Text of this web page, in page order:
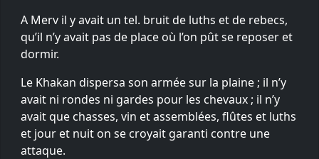
A Merv il y avait un tel. bruit de luths et de rebecs,
qu’il n’y avait pas de place où l’on pût se reposer et
dormir.
Le Khakan dispersa son armée sur la plaine ; il n’y
avait ni rondes ni gardes pour les chevaux ; il n’y
avait que chasses, vin et assemblées, flûtes et luths
et jour et nuit on se croyait garanti contre une
attaque.